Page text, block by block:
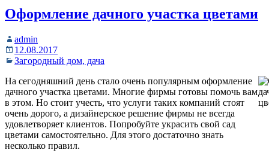
Оформление дачного участка цветами
admin
12.08.2017
Загородный дом, дача
На сегодняшний день стало очень популярным оформление
дачного участка цветами. Многие фирмы готовы помочь вам
в этом. Но стоит учесть, что услуги таких компаний стоят
очень дорого, а дизайнерское решение фирмы не всегда
удовлетворяет клиентов. Попробуйте украсить свой сад
цветами самостоятельно. Для этого достаточно знать
несколько правил.